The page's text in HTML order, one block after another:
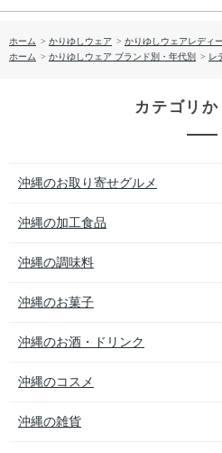
ホーム > かりゆしウェア > かりゆしウェアレディ
ホーム > かりゆしウェア ブランド別・年代別 > レ
カテゴリ
沖縄のお取り寄せグルメ
沖縄の加工食品
沖縄の調味料
沖縄のお菓子
沖縄のお酒・ドリンク
沖縄のコスメ
沖縄の雑貨